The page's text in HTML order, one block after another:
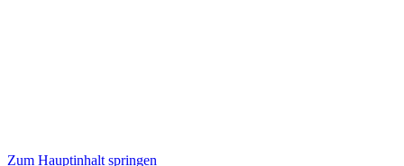
Zum Hauptinhalt springen